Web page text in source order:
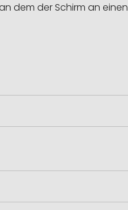
dem der Schirm an einen